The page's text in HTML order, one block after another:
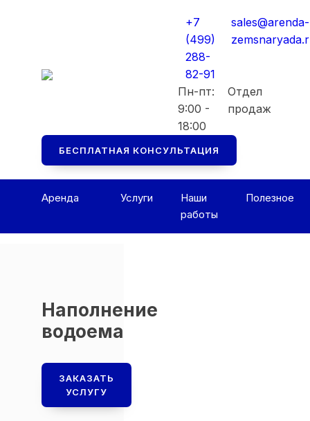
+7
(499)
288-
82-91
sales@arenda-
Пн-пт:
9:00 -
18:00
Отдел
продаж
БЕСПЛАТНАЯ КОНСУЛЬТАЦИЯ
Аренда Услуги
Наши
работы
Полезное
Наполнение
водоема
ЗАКАЗАТЬ
УСЛУГУ
Мы перезвоним вам в ближайшее
Консультация БЕСПЛАТНАЯ
Мы перезвоним вам в ближайшее
Консультация БЕСПЛАТНАЯ